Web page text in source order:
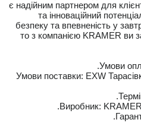
є надійним партнером для
та інноваційний
безпеку та впевненість у
то з компанією KRAMER ви
Умови
Умови поставки: EXW
Виробник: